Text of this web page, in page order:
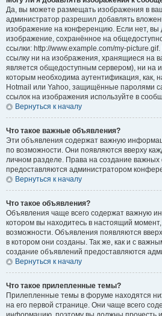
Да, вы можете размещать изображения в
администратор разрешил добавлять
изображение на конференцию. Если нет, вы
изображение, сохранённое на
ссылки: http://www.example.com/my-
ссылку ни на изображения, хранящиеся на
является общедоступным сервером), ни на
которым необходима аутентификация, как,
Hotmail или Yahoo, защищённые паролями
ссылок на изображения используйте в
Вернуться к началу
Что такое важные объявления?
Эти объявления содержат важную
по возможности. Они появляются вверху
личном разделе. Права на создание важных
предоставляются администратором
Вернуться к началу
Что такое объявления?
Объявления чаще всего содержат важную
котором вы находитесь в настоящий
возможности. Объявления появляются
в котором они созданы. Так же, как и с
создание объявлений предоставляются
Вернуться к началу
Что такое прилепленные темы?
Прилепленные темы в форуме находятся
на его первой странице. Они чаще всего